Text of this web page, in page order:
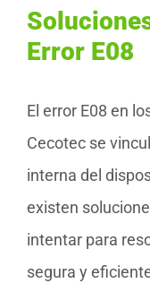
Error E08
El error E08 en
Cecotec se
interna del
existen
intentar para
segura y